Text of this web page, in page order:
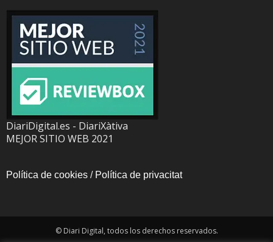
DiariDigital.es - DiariXàtiva
MEJOR SITIO WEB 2021
Política de cookies / Política de privacitat
© Diari Digital, todos los derechos reservados.